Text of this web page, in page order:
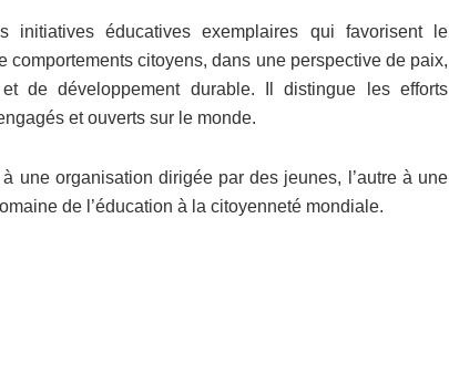
éducatives exemplaires qui favorisent le
citoyens, dans une perspective de paix,
de développement durable. Il distingue les efforts
et ouverts sur le monde.
une organisation dirigée par des jeunes, l’autre à une
de l’éducation à la citoyenneté mondiale.